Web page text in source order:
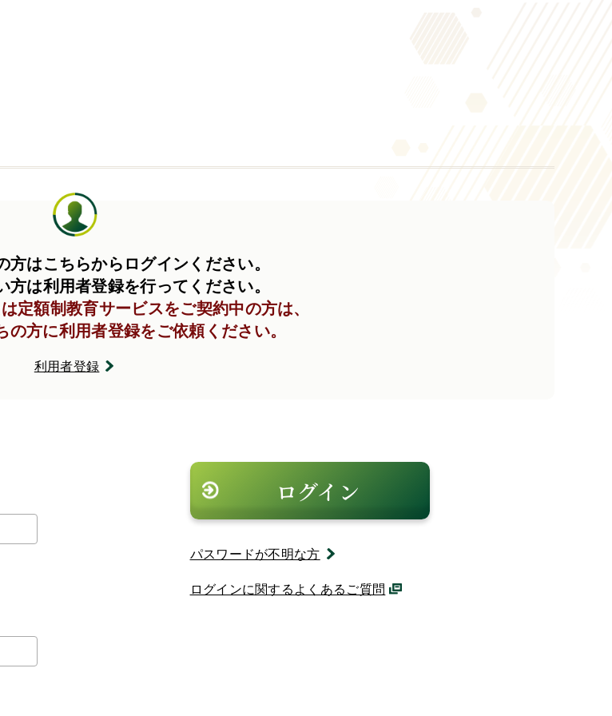
方はこちらからログインください。
方は利用者登録を行ってください。
定額制教育サービスをご契約中の方は、
の方に利用者登録をご依頼ください。
利用者登録
ログイン
パスワードが不明な方
ログインに関するよくあるご質問